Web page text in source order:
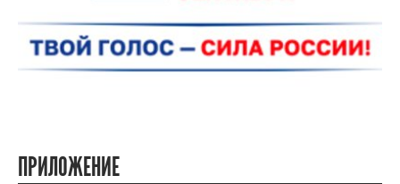
ПРИЛОЖЕНИЕ